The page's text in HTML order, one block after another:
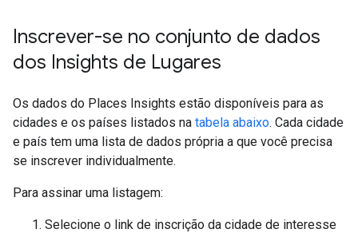
Inscrever-se no conjunto de dados
dos Insights de Lugares
Os dados do Places Insights estão disponíveis para as
cidades e os países listados na tabela abaixo. Cada cidade
e país tem uma lista de dados própria a que você precisa
se inscrever individualmente.
Para assinar uma listagem:
Selecione o link de inscrição da cidade de interesse